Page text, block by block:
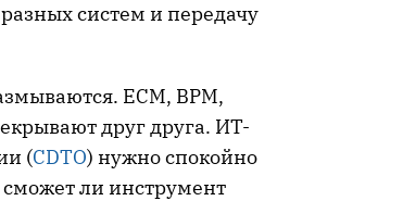
систем и передачу
ECM, BPM,
друг друга. ИТ-
(CDTO) нужно спокойно
сможет ли инструмент